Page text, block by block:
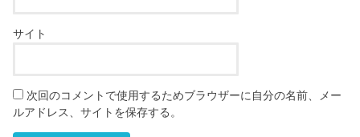
サイト
次回のコメントで使用するためブラウザーに自分の名前、メー
ルアドレス、サイトを保存する。